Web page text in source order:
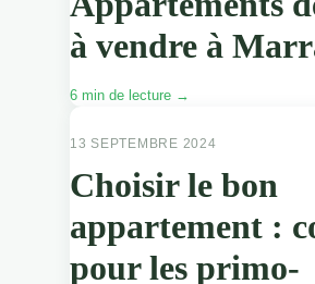
à vendre à
6 min de lecture →
13 SEPTEMBRE 2024
Choisir le bon
appartement :
pour les primo-